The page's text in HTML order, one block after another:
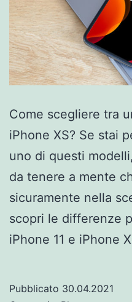
Come scegliere tra
iPhone XS? Se stai
uno di questi
da tenere a mente
sicuramente nella
scopri le differenze
iPhone 11 e iPhone
Pubblicato 30.04.2021